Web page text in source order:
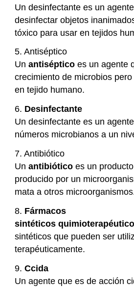
Un desinfectante es un
desinfectar objetos
tóxico para usar en tejidos
5. Antiséptico
Unantiséptico es un agente
crecimiento de microbios
en tejido humano.
6. Desinfectante
Un desinfectante es un
números microbianos a un
7. Antibiótico
Unantibiótico es un
producido por un
mata a otros
8. Fármacos
sintéticos
sintéticos que pueden ser
terapéuticamente.
9.Ccida
Un agente que es de acción